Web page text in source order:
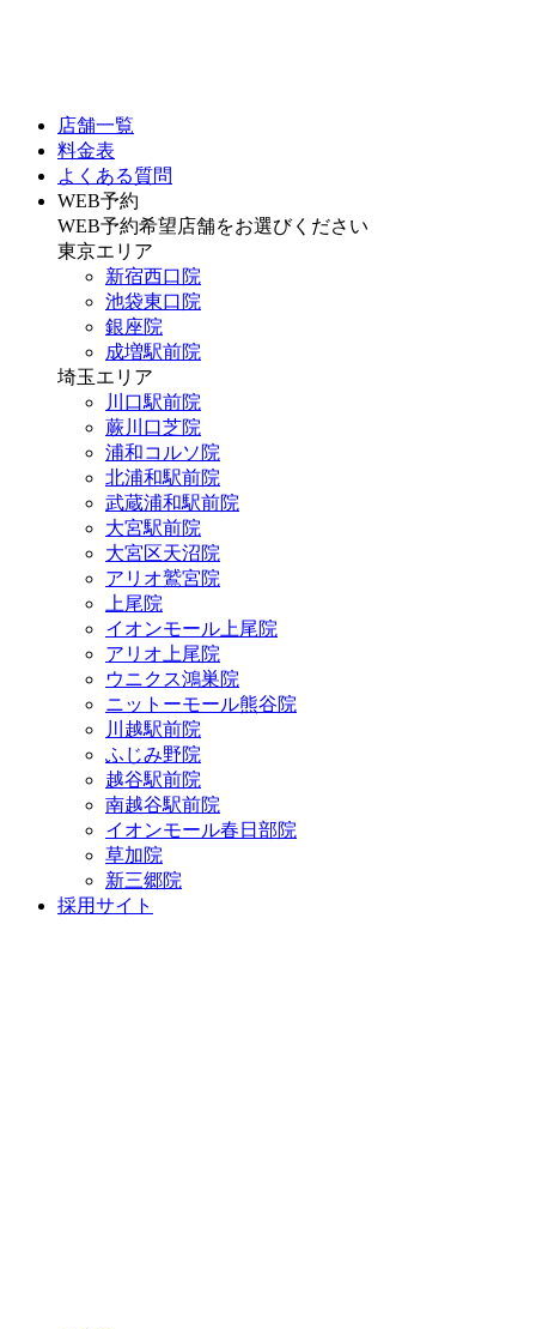
店舗一覧
料金表
よくある質問
WEB予約
WEB予約希望店舗をお選びください
東京エリア
新宿西口院
池袋東口院
銀座院
成増駅前院
埼玉エリア
川口駅前院
蕨川口芝院
浦和コルソ院
北浦和駅前院
武蔵浦和駅前院
大宮駅前院
大宮区天沼院
アリオ鷲宮院
上尾院
イオンモール上尾院
アリオ上尾院
ウニクス鴻巣院
ニットーモール熊谷院
川越駅前院
ふじみ野院
越谷駅前院
南越谷駅前院
イオンモール春日部院
草加院
新三郷院
採用サイト